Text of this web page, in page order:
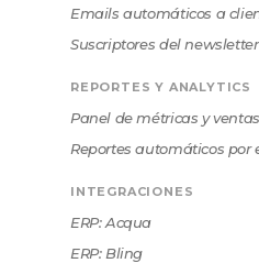
Emails automáticos a
Suscriptores del newsletter
REPORTES Y ANALYTICS
Panel de métricas y ventas
Reportes automáticos por
INTEGRACIONES
ERP: Acqua
ERP: Bling